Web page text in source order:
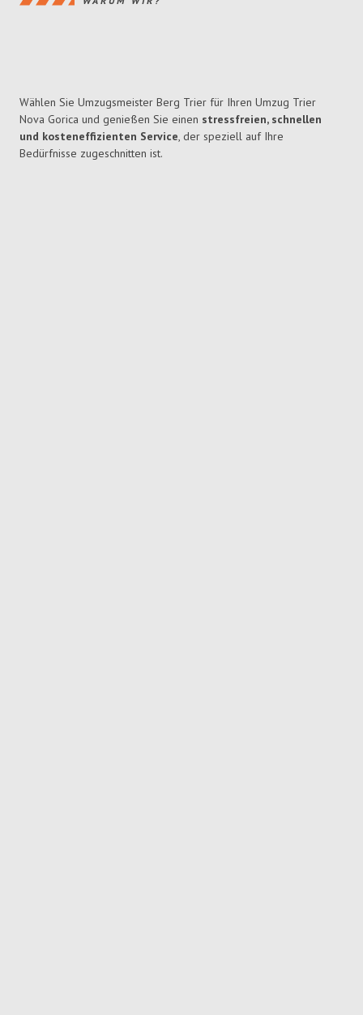
Wählen Sie Umzugsmeister Berg Trier für Ihren Umzug Trier
Nova Gorica und genießen Sie einen stressfreien, schnellen
und kosteneffizienten Service, der speziell auf Ihre
Bedürfnisse zugeschnitten ist.